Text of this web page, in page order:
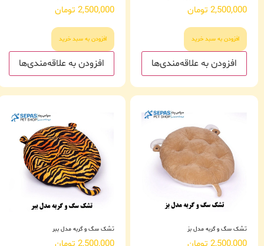
2,500,000 تومان
افزودن به سبد خرید
افزودن به علاقه‌مندی‌ها
2,500,000 تومان
افزودن به سبد خرید
افزودن به علاقه‌مندی‌ها
تشک سگ و گربه مدل بز تشک سگ و گربه مدل ببر